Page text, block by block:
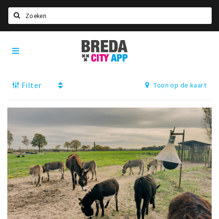
Home
Deals
Eten
Drinken
Slapen
Recreatief
Winkels
Breda
City
App
Filter Toon op de kaart